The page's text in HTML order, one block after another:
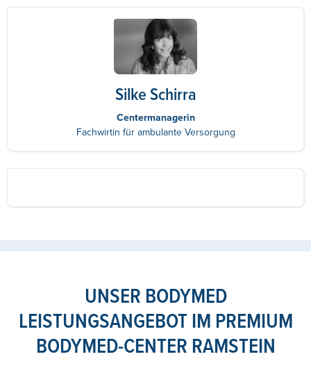
Silke Schirra
Centermanagerin
Fachwirtin für ambulante Versorgung
UNSER BODYMED
LEISTUNGSANGEBOT IM PREMIUM
BODYMED-CENTER RAMSTEIN